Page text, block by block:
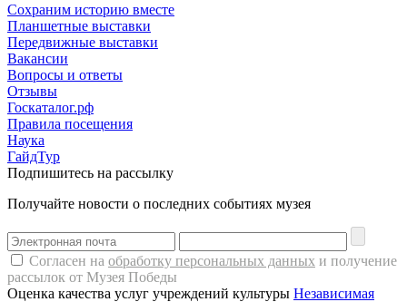
Сохраним историю вместе
Планшетные выставки
Передвижные выставки
Вакансии
Вопросы и ответы
Отзывы
Госкаталог.рф
Правила посещения
Наука
ГайдТур
Подпишитесь на рассылку
Получайте новости о последних событиях музея
Согласен на обработку персональных данных и получение
рассылок от Музея Победы
Оценка качества услуг учреждений культуры Независимая